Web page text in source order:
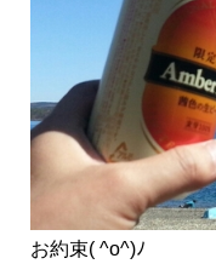
お約束( ^o^)ﾉ